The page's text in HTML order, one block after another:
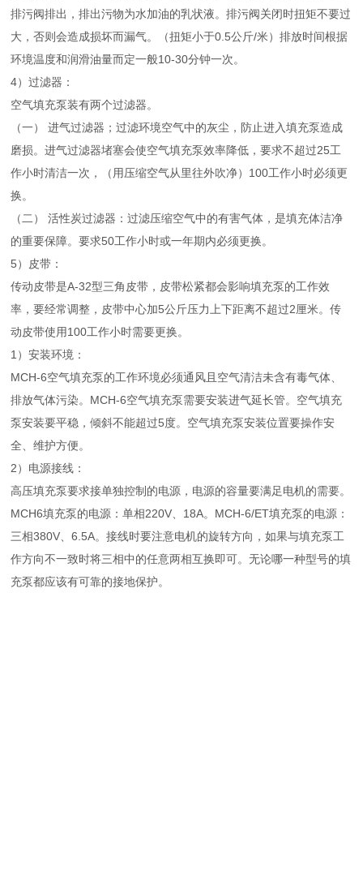
排污阀排出，排出污物为水加油的乳状液。排污阀关闭时扭矩不要过
大，否则会造成损坏而漏气。（扭矩小于0.5公斤/米）排放时间根据
环境温度和润滑油量而定一般10-30分钟一次。
4）过滤器：
空气填充泵装有两个过滤器。
（一） 进气过滤器；过滤环境空气中的灰尘，防止进入填充泵造成
磨损。进气过滤器堵塞会使空气填充泵效率降低，要求不超过25工
作小时清洁一次，（用压缩空气从里往外吹净）100工作小时必须更
换。
（二） 活性炭过滤器：过滤压缩空气中的有害气体，是填充体洁净
的重要保障。要求50工作小时或一年期内必须更换。
5）皮带：
传动皮带是A-32型三角皮带，皮带松紧都会影响填充泵的工作效
率，要经常调整，皮带中心加5公斤压力上下距离不超过2厘米。传
动皮带使用100工作小时需要更换。
1）安装环境：
MCH-6空气填充泵的工作环境必须通风且空气清洁未含有毒气体、
排放气体污染。MCH-6空气填充泵需要安装进气延长管。空气填充
泵安装要平稳，倾斜不能超过5度。空气填充泵安装位置要操作安
全、维护方便。
2）电源接线：
高压填充泵要求接单独控制的电源，电源的容量要满足电机的需要。
MCH6填充泵的电源：单相220V、18A。MCH-6/ET填充泵的电源：
三相380V、6.5A。接线时要注意电机的旋转方向，如果与填充泵工
作方向不一致时将三相中的任意两相互换即可。无论哪一种型号的填
充泵都应该有可靠的接地保护。